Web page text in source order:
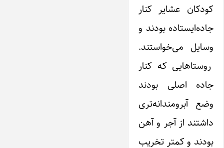
کودکان عشایر کنار
جاده‌ایستاده بودند و
وسایل می‌خواستند.
روستاهایی که کنار
جاده اصلی بودند
وضع آبرومندانه‌تری
داشتند از آجر و آهن
بودند و کمتر تخریب